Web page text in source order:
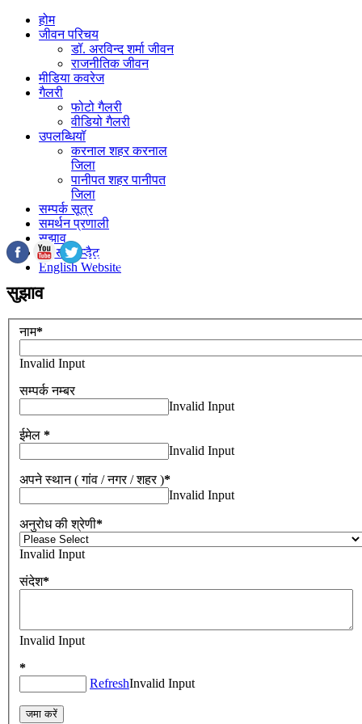
होम
जीवन परिचय
डॉ. अरविन्द शर्मा जीवन
राजनीतिक जीवन
मीडिया कवरेज
गैलरी
फोटो गैलरी
वीडियो गैलरी
उपलब्धियॉ
करनाल शहर करनाल
जिला
पानीपत शहर पानीपत
जिला
सम्पर्क सूत्र
समर्थन प्रणाली
सुझाव
लैटस्ट अप्डैट
English Website
info@darvindsharma.com
सुझाव
नाम*
Invalid Input
सम्पर्क नम्बर
Invalid Input
ईमेल *
Invalid Input
अपने स्थान ( गांव / नगर / शहर )*
Invalid Input
अनुरोध की श्रेणी*
Invalid Input
संदेश*
Invalid Input
*
RefreshInvalid Input